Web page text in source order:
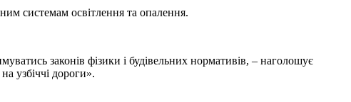
системам освітлення та опалення.
законів фізики і будівельних нормативів, – наголошує
узбіччі дороги».